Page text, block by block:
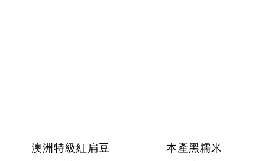
澳洲特級紅扁豆 本產黑糯米